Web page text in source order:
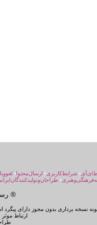
• شرایط‌کاربری• ارسال‌محتوا•
•
®
نسخه برداری بدون مجوز دارای
ارتباط